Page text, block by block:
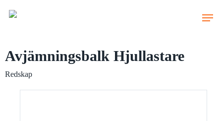
Avjämningsbalk Hjullastare
Redskap